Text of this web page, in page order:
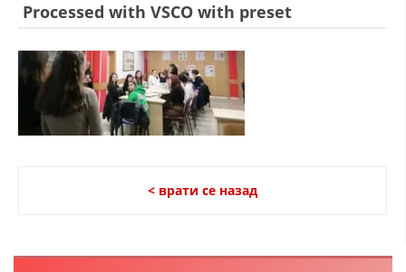
ИСТОРИЈАТ НА ЦКРМ
СТРУКТУРА НА ОРГАНИЗАЦИЈАТА
Processed with VSCO with preset
< врати се назад